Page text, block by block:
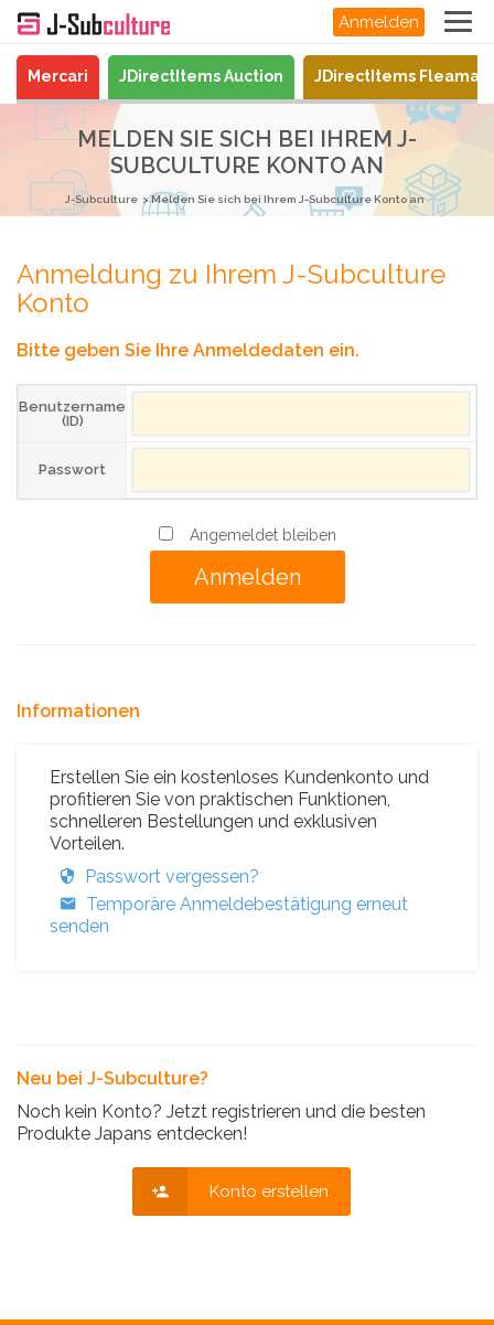
Anmelden
Mercari JDirectItems Auction JDirectItems
MELDEN SIE SICH BEI IHREM J-
SUBCULTURE KONTO AN
J-Subculture Melden Sie sich bei Ihrem J-Subculture Konto an
Anmeldung zu Ihrem J-Subculture
Konto
Bitte geben Sie Ihre Anmeldedaten ein.
Benutzername
(ID)
Passwort
Angemeldet bleiben
Informationen
Erstellen Sie ein kostenloses Kundenkonto und
profitieren Sie von praktischen Funktionen,
schnelleren Bestellungen und exklusiven
Vorteilen.
Passwort vergessen?
Temporäre Anmeldebestätigung erneut
senden
Neu bei J-Subculture?
Noch kein Konto? Jetzt registrieren und die besten
Produkte Japans entdecken!
Konto erstellen